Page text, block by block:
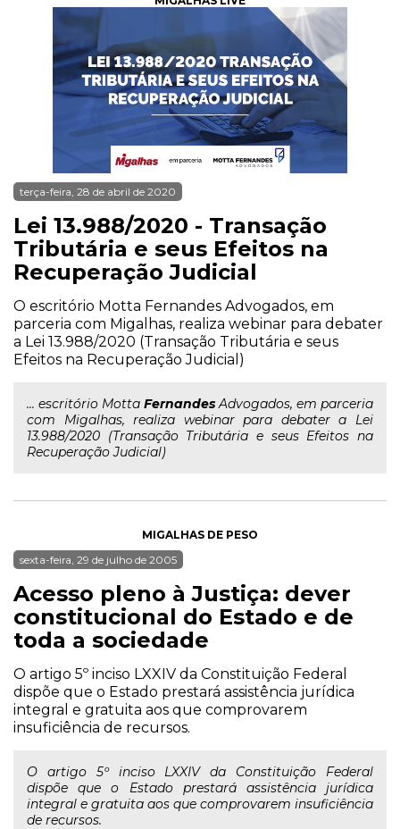
terça-feira, 28 de abril de 2020
Lei 13.988/2020 - Transação
Tributária e seus Efeitos na
Recuperação Judicial
O escritório Motta Fernandes Advogados, em
parceria com Migalhas, realiza webinar para debater
a Lei 13.988/2020 (Transação Tributária e seus
Efeitos na Recuperação Judicial)
... escritório Motta FernandesAdvogados, em parceria
com Migalhas, realiza webinar para debater a Lei
13.988/2020 (Transação Tributária e seus Efeitos na
Recuperação Judicial)
MIGALHAS DE PESO
sexta-feira, 29 de julho de 2005
Acesso pleno à Justiça: dever
constitucional do Estado e de
toda a sociedade
O artigo 5º inciso LXXIV da Constituição Federal
dispõe que o Estado prestará assistência jurídica
integral e gratuita aos que comprovarem
insuficiência de recursos.
O artigo 5º inciso LXXIV da Constituição Federal
dispõe que o Estado prestará assistência jurídica
integral e gratuita aos que comprovarem insuficiência
de recursos.